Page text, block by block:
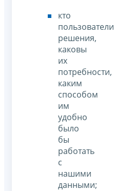
кто
пользователи
решения,
каковы
их
потребности,
каким
способом
им
удобно
было
бы
работать
с
нашими
данными;